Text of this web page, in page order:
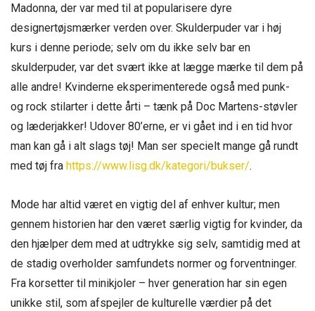
Madonna, der var med til at popularisere dyre
designertøjsmærker verden over. Skulderpuder var i høj
kurs i denne periode; selv om du ikke selv bar en
skulderpuder, var det svært ikke at lægge mærke til dem på
alle andre! Kvinderne eksperimenterede også med punk-
og rock stilarter i dette årti – tænk på Doc Martens-støvler
og læderjakker! Udover 80’erne, er vi gået ind i en tid hvor
man kan gå i alt slags tøj! Man ser specielt mange gå rundt
med tøj fra https://www.lisg.dk/kategori/bukser/.
Mode har altid været en vigtig del af enhver kultur; men
gennem historien har den været særlig vigtig for kvinder, da
den hjælper dem med at udtrykke sig selv, samtidig med at
de stadig overholder samfundets normer og forventninger.
Fra korsetter til minikjoler – hver generation har sin egen
unikke stil, som afspejler de kulturelle værdier på det